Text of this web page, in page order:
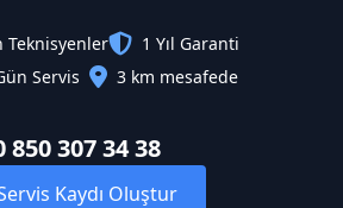
Teknisyenler
1 Yıl Garanti
Servis
3 km mesafede
850 307 34 38
Kaydı Oluştur